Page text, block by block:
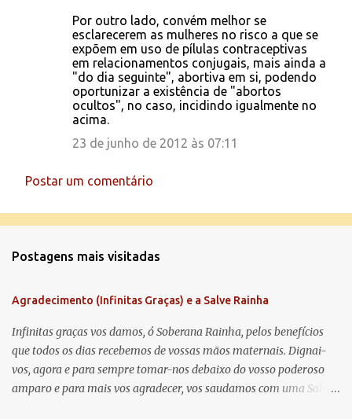
Por outro lado, convém melhor se
esclarecerem as mulheres no risco a que se
expõem em uso de pílulas contraceptivas
em relacionamentos conjugais, mais ainda a
"do dia seguinte", abortiva em si, podendo
oportunizar a existência de "abortos
ocultos", no caso, incidindo igualmente no
acima.
23 de junho de 2012 às 07:11
Postar um comentário
Postagens mais visitadas
Agradecimento (Infinitas Graças) e a Salve Rainha
Infinitas graças vos damos, ó Soberana Rainha, pelos benefícios
que todos os dias recebemos de vossas mãos maternais. Dignai-
vos, agora e para sempre tomar-nos debaixo do vosso poderoso
amparo e para mais vos agradecer, vos saudamos com uma Salve